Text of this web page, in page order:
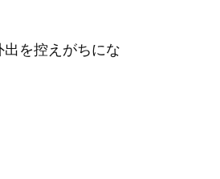
を控えがちにな